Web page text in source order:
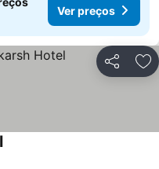
Ver preços
Partilhar
Ver preços